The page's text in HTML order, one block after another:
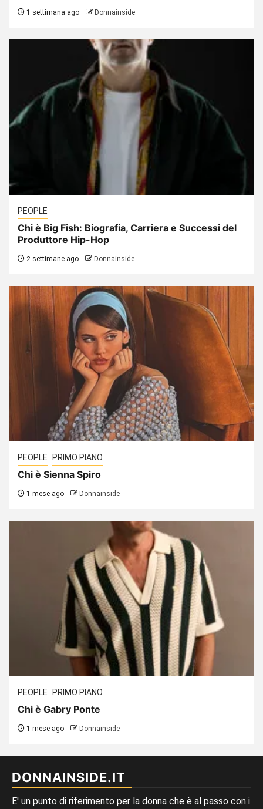
1 settimana ago Donnainside
PEOPLE
Chi è Big Fish: Biografia, Carriera e Successi del
Produttore Hip-Hop
2 settimane ago Donnainside
PEOPLE PRIMO PIANO
Chi è Sienna Spiro
1 mese ago Donnainside
PEOPLE PRIMO PIANO
Chi è Gabry Ponte
1 mese ago Donnainside
DONNAINSIDE.IT
E' un punto di riferimento per la donna che è al passo con i